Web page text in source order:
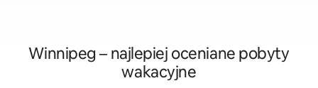
Winnipeg – najlepiej oceniane pobyty
wakacyjne